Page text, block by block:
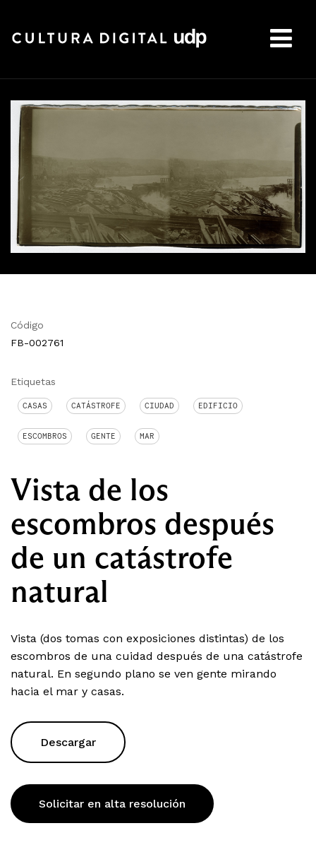
Código
FB-002761
Etiquetas
CASAS CATÁSTROFE CIUDAD EDIFICIO
ESCOMBROS GENTE MAR
Vista de los
escombros después
de un catástrofe
natural
Vista (dos tomas con exposiciones distintas) de los
escombros de una cuidad después de una catástrofe
natural. En segundo plano se ven gente mirando
hacia el mar y casas.
Descargar
Solicitar en alta resolución